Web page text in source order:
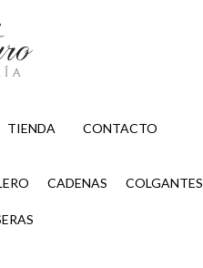
TIENDA CONTACTO
CADENAS COLGANTES